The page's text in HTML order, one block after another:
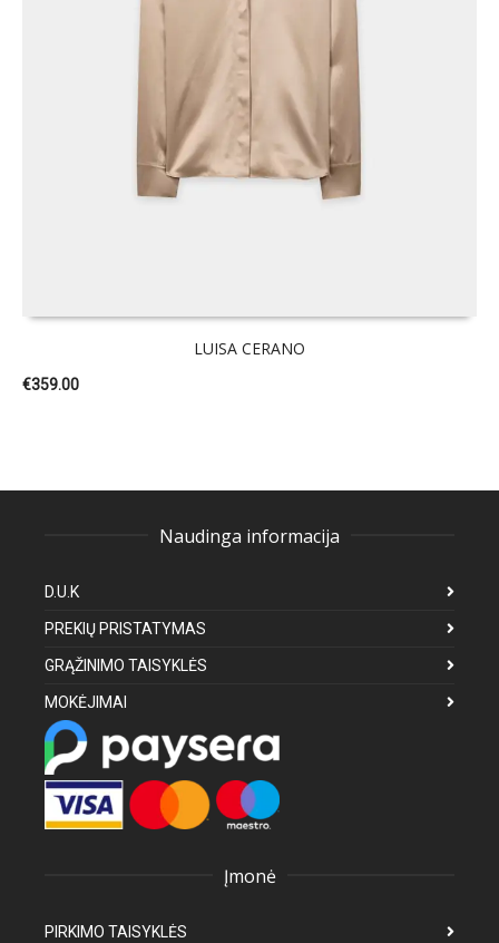
LUISA CERANO
€359.00
Naudinga informacija
D.U.K
PREKIŲ PRISTATYMAS
GRĄŽINIMO TAISYKLĖS
MOKĖJIMAI
Įmonė
PIRKIMO TAISYKLĖS